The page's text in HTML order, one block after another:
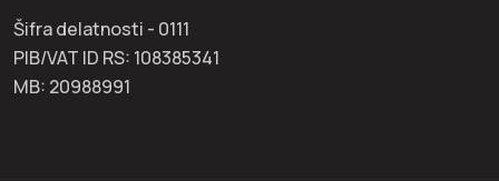
Šifra delatnosti - 0111
PIB/VAT ID RS: 108385341
MB: 20988991